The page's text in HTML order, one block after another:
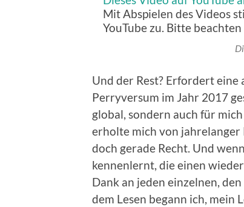
Mit Abspielen des Videos
YouTube zu. Bitte beachten
Und der Rest? Erfordert eine
Perryversum im Jahr 2017
global, sondern auch für
erholte mich von
doch gerade Recht. Und
kennenlernt, die einen
Dank an jeden einzelnen,
dem Lesen begann ich, mein